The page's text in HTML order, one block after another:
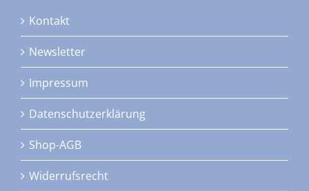
Kontakt
Newsletter
Impressum
Datenschutzerklärung
Shop-AGB
Widerrufsrecht